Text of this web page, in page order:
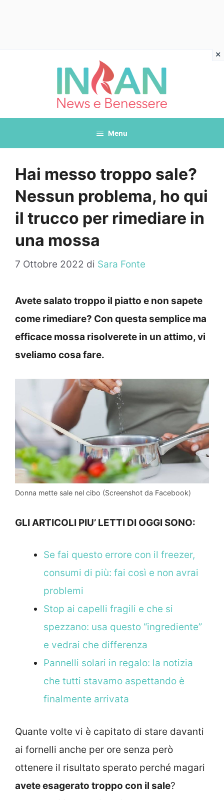
Menu
Hai messo troppo sale?
Nessun problema, ho qui
il trucco per rimediare in
una mossa
7 Ottobre 2022 di Sara Fonte
Avete salato troppo il piatto e non sapete
come rimediare? Con questa semplice ma
efficace mossa risolverete in un attimo, vi
sveliamo cosa fare.
Donna mette sale nel cibo (Screenshot da Facebook)
GLI ARTICOLI PIU’ LETTI DI OGGI SONO:
Se fai questo errore con il freezer,
consumi di più: fai così e non avrai
problemi
Stop ai capelli fragili e che si
spezzano: usa questo “ingrediente”
e vedrai che differenza
Pannelli solari in regalo: la notizia
che tutti stavamo aspettando è
finalmente arrivata
Quante volte vi è capitato di stare davanti
ai fornelli anche per ore senza però
ottenere il risultato sperato perché magari
avete esagerato troppo con il sale?